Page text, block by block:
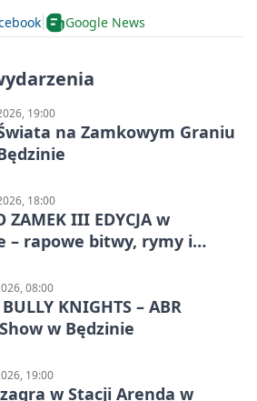
Google News
19:00
na Zamkowym Graniu
18:00
ZAMEK III EDYCJA w
– rapowe bitwy, rymy i
08:00
KNIGHTS – ABR
w Będzinie
19:00
w Stacji Arenda w